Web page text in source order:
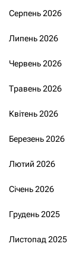
Серпень 2026
Липень 2026
Червень 2026
Травень 2026
Квітень 2026
Березень 2026
Лютий 2026
Січень 2026
Грудень 2025
Листопад 2025